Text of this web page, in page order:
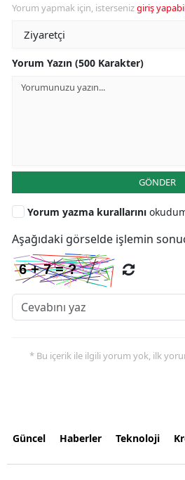
Yorum yapmak için, istersenizgiriş
Yorum Yazın (500 Karakter)
GÖNDER
Yorum yazma kurallarını
Aşağıdaki görselde işlemin
* Bu içerik ile ilgili yorum yok, ilk
Güncel Haberler Teknoloji